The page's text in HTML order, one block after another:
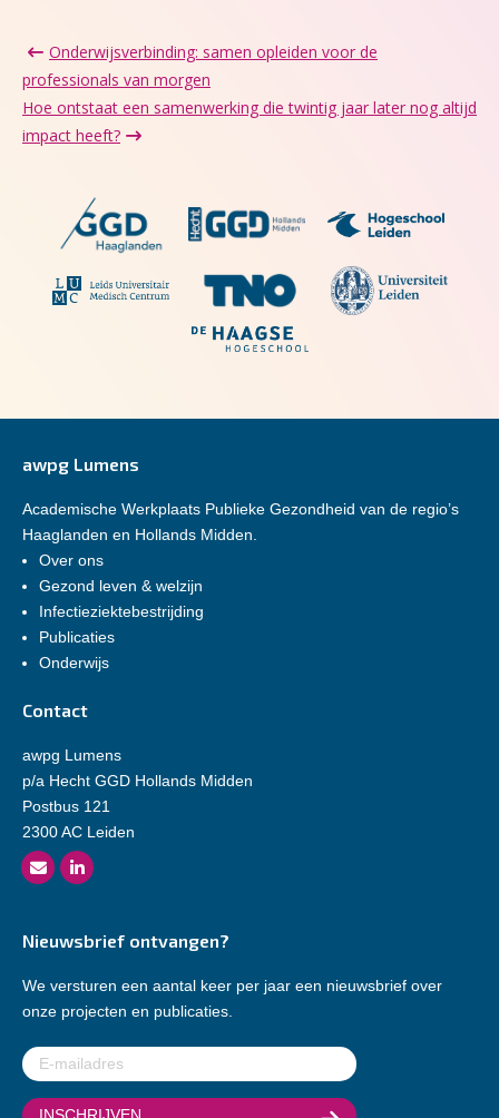
Onderwijsverbinding: samen opleiden voor de
professionals van morgen
Hoe ontstaat een samenwerking die twintig jaar later nog altijd
impact heeft?
awpg Lumens
Academische Werkplaats Publieke Gezondheid van de regio’s
Haaglanden en Hollands Midden.
Over ons
Gezond leven & welzijn
Infectieziektebestrijding
Publicaties
Onderwijs
Contact
awpg Lumens
p/a Hecht GGD Hollands Midden
Postbus 121
2300 AC Leiden
Nieuwsbrief ontvangen?
We versturen een aantal keer per jaar een nieuwsbrief over
onze projecten en publicaties.
E-
mailadres(Vereist)